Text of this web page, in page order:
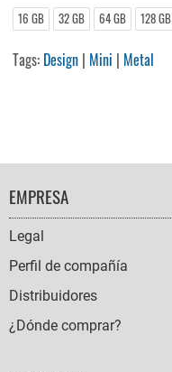
16 GB 32 GB 64 GB 128 GB
Tags: Design | Mini | Metal
FOOTER
NAVIGATION
EMPRESA
Legal
Perfil de compañía
Distribuidores
¿Dónde comprar?